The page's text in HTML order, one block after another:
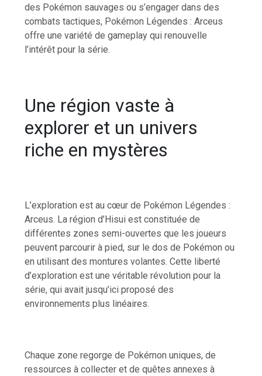
des Pokémon sauvages ou s’engager dans des
combats tactiques, Pokémon Légendes : Arceus
offre une variété de gameplay qui renouvelle
l’intérêt pour la série.
Une région vaste à
explorer et un univers
riche en mystères
L’exploration est au cœur de Pokémon Légendes :
Arceus. La région d’Hisui est constituée de
différentes zones semi-ouvertes que les joueurs
peuvent parcourir à pied, sur le dos de Pokémon ou
en utilisant des montures volantes. Cette liberté
d’exploration est une véritable révolution pour la
série, qui avait jusqu’ici proposé des
environnements plus linéaires.
Chaque zone regorge de Pokémon uniques, de
ressources à collecter et de quêtes annexes à